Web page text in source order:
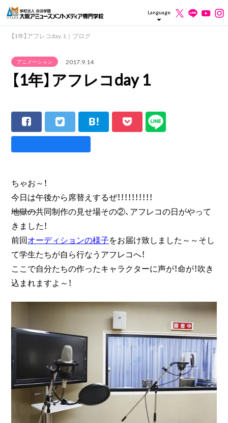
Language
【1年】アフレコday 1｜ブログ
アニメーション 2017.9.14
【1年】アフレコday 1
ちゃお～！
今日は午後から席替えするぜ！！！！！！！！！！
地獄の共同制作の見せ場その②、アフレコの日がやって
きました！
前回オーディションの様子をお届け致しました～～そし
て学生たちが自ら行なうアフレコへ！
ここで自分たちの作ったキャラクターに声が！命が！吹き
込まれますよ～！